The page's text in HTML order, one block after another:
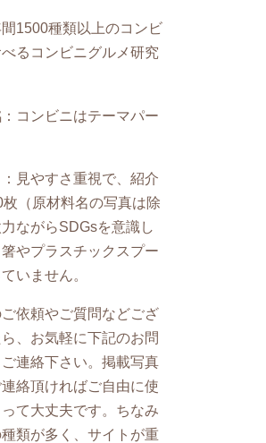
1500種類以上のコンビ
るコンビニグルメ研究
コンビニはテーマパー
見やすさ重視で、紹介
（原材料名の写真は除
力ながらSDGsを意識し
やプラスチックスプー
いません。
依頼やご質問などござ
、お気軽に下記のお問
連絡下さい。掲載写真
絡頂ければご自由に使
て大丈夫です。ちなみ
類が多く、サイトが重